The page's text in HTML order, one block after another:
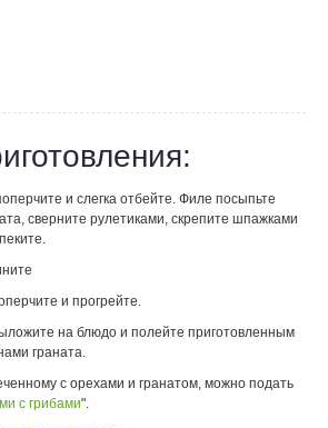
и слегка отбейте. Филе посыпьте
сверните рулетиками, скрепите шпажками
и прогрейте.
на блюдо и полейте приготовленным
граната.
с орехами и гранатом, можно подать
с грибами".